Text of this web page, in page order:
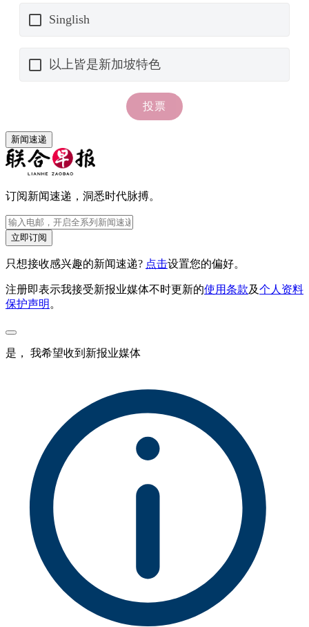
新闻速递
订阅新闻速递，洞悉时代脉搏。
立即订阅
只想接收感兴趣的新闻速递? 点击设置您的偏好。
注册即表示我接受新报业媒体不时更新的使用条款及个人资料
保护声明 。
是， 我希望收到新报业媒体